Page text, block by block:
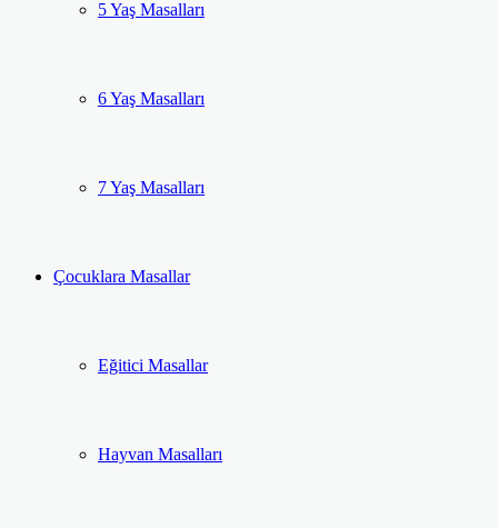
5 Yaş Masalları
6 Yaş Masalları
7 Yaş Masalları
Çocuklara Masallar
Eğitici Masallar
Hayvan Masalları